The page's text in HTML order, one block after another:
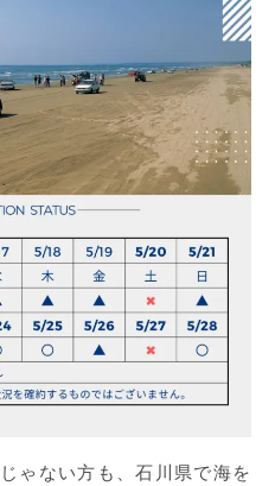
ゃない方も、石川県で海を